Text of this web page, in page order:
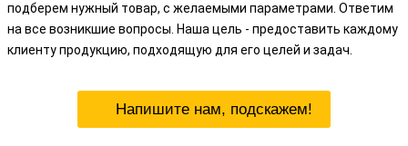
подберем нужный товар, с желаемыми параметрами. Ответим
на все возникшие вопросы. Наша цель - предоставить каждому
клиенту продукцию, подходящую для его целей и задач.
Напишите нам, подскажем!